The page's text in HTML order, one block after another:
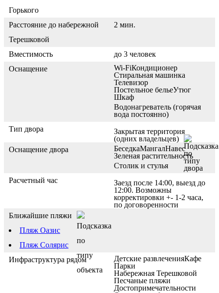
Горького
Расстояние до набережной
Терешковой
2 мин.
Вместимость
до 3 человек
Оснащение
Wi-FiКондиционер
Стиральная машинка
Телевизор
Постельное бельеУтюг
Шкаф
Водонагреватель (горячая
вода постоянно)
Тип двора
Закрытая территория
(одних владельцев)
Оснащение двора
БеседкаМангалНавес
Зеленая растительность
Столик и стулья
Расчетный час
Заезд после 14:00, выезд до
12:00. Возможны
корректировки +- 1-2 часа,
по договоренности
Ближайшие пляжи
Пляж Оазис
Пляж Солярис
Инфраструктура рядом
Детские развлеченияКафе
Парки
Набережная Терешковой
Песчаные пляжи
Достопримечательности